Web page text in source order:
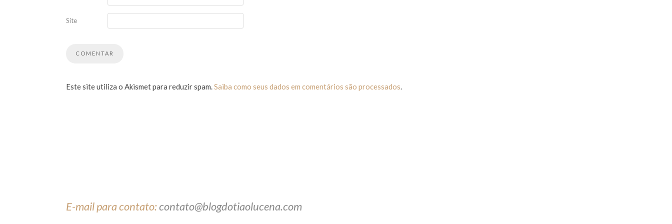
Site
Este site utiliza o Akismet para reduzir spam.Saiba como seus dados em comentários são processados.
E-mail para contato:contato@blogdotiaolucena.com